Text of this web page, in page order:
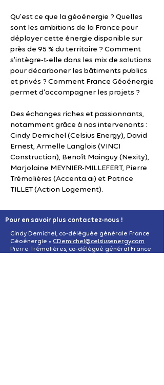
Qu'est ce que la géoénergie ? Quelles
sont les ambitions de la France pour
déployer cette énergie disponible sur
près de 95 % du territoire ? Comment
s'intègre-t-elle dans les mix de solutions
pour décarboner les bâtiments publics
et privés ? Comment France Géoénergie
permet d'accompagner les projets ?
Des échanges riches et passionnants,
notamment grâce à nos intervenants :
Cindy Demichel (Celsius Energy), David
Ernest, Armelle Langlois (VINCI
Construction), Benoît Mainguy (Nexity),
Marjolaine MEYNIER-MILLEFERT, Pierre
Trémolières (Accenta.ai) et Patrice
TILLET (Action Logement).
Pour en savoir plus contactez-nous !
Cindy Demichel, co-déléguée générale France
Géoénergie • CDemichel@celsiusenergy.com
Pierre Trémolières, co-délégué général France